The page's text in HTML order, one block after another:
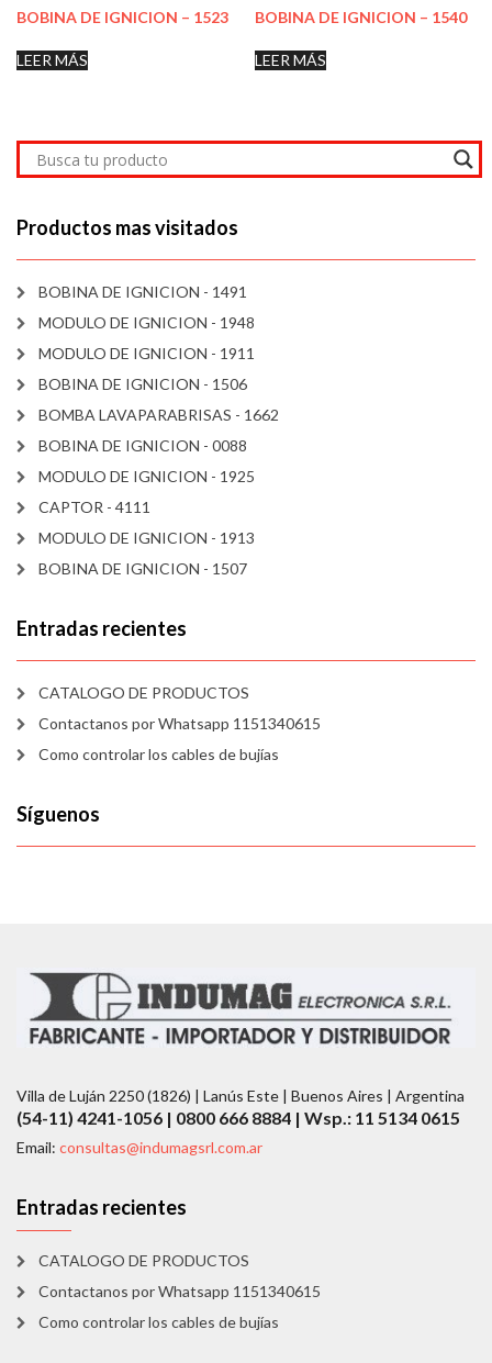
BOBINA DE IGNICION – 1523
LEER MÁS
BOBINA DE IGNICION – 1540
LEER MÁS
Productos mas visitados
BOBINA DE IGNICION - 1491
MODULO DE IGNICION - 1948
MODULO DE IGNICION - 1911
BOBINA DE IGNICION - 1506
BOMBA LAVAPARABRISAS - 1662
BOBINA DE IGNICION - 0088
MODULO DE IGNICION - 1925
CAPTOR - 4111
MODULO DE IGNICION - 1913
BOBINA DE IGNICION - 1507
Entradas recientes
CATALOGO DE PRODUCTOS
Contactanos por Whatsapp 1151340615
Como controlar los cables de bujías
Síguenos
Villa de Luján 2250 (1826) | Lanús Este | Buenos Aires | Argentina
(54-11) 4241-1056 | 0800 666 8884 | Wsp.: 11 5134 0615
Email: consultas@indumagsrl.com.ar
Entradas recientes
CATALOGO DE PRODUCTOS
Contactanos por Whatsapp 1151340615
Como controlar los cables de bujías